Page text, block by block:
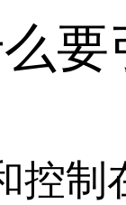
控制